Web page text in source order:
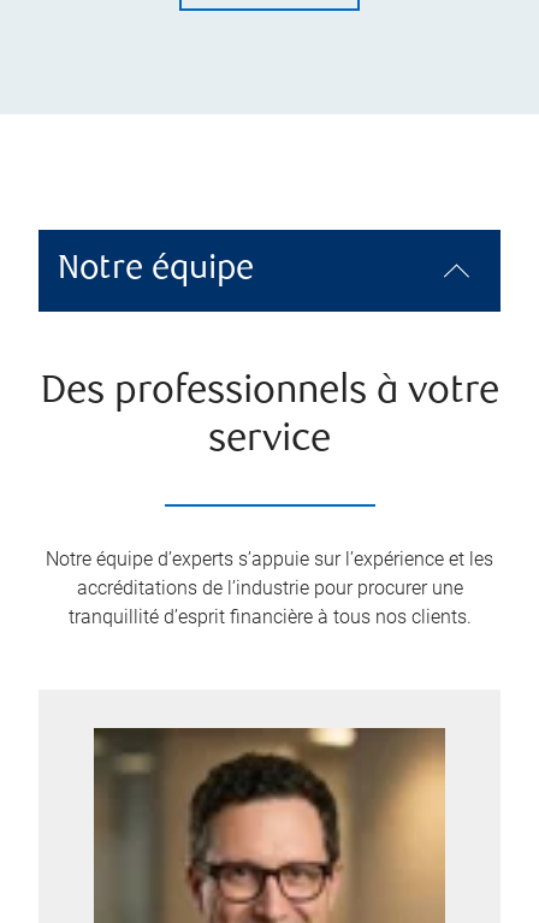
Notre équipe
Des professionnels à votre
service
Notre équipe d’experts s’appuie sur l’expérience et les
accréditations de l’industrie pour procurer une
tranquillité d’esprit financière à tous nos clients.